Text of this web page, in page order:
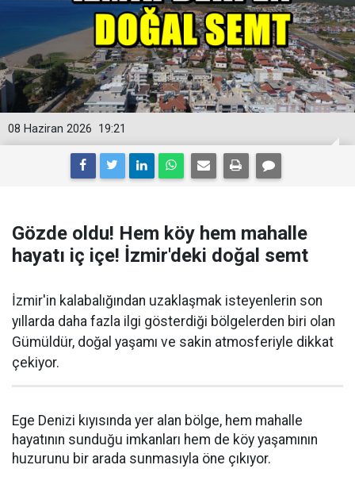
19:21
08 Haziran 2026
Gözde oldu! Hem köy hem mahalle
hayatı iç içe! İzmir'deki doğal semt
İzmir'in kalabalığından uzaklaşmak isteyenlerin son
yıllarda daha fazla ilgi gösterdiği bölgelerden biri olan
Gümüldür, doğal yaşamı ve sakin atmosferiyle dikkat
çekiyor.
Ege Denizi kıyısında yer alan bölge, hem mahalle
hayatının sunduğu imkanları hem de köy yaşamının
huzurunu bir arada sunmasıyla öne çıkıyor.